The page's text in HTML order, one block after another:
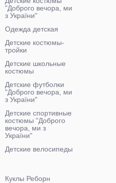
"Доброго вечора, ми
з України"
Одежда детская
Детские костюмы-
тройки
Детские школьные
костюмы
Детские футболки
"Доброго вечора, ми
з України"
Детские спортивные
костюмы "Доброго
вечора, ми з
України"
Детские велосипеды
Куклы Реборн